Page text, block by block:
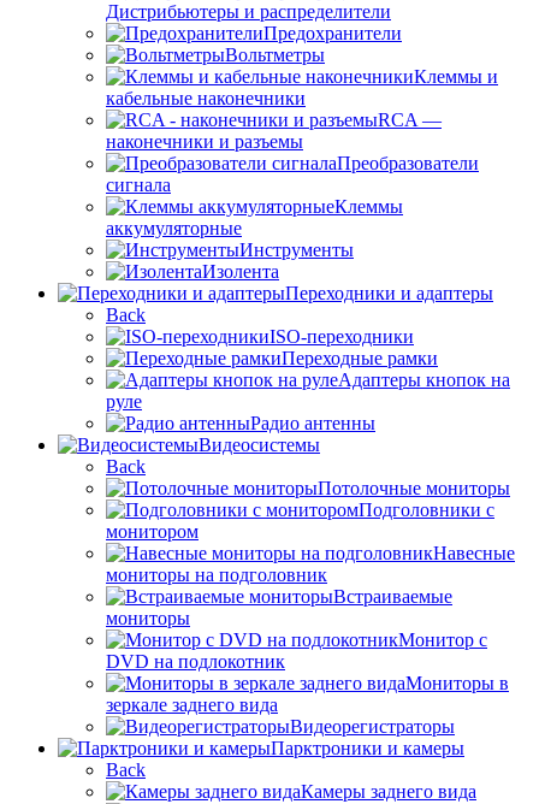
Дистрибьютеры и распределители
Предохранители
Вольтметры
Клеммы и
кабельные наконечники
RCA —
наконечники и разъемы
Преобразователи
сигнала
Клеммы
аккумуляторные
Инструменты
Изолента
Переходники и адаптеры
Back
ISO-переходники
Переходные рамки
Адаптеры кнопок на
руле
Радио антенны
Видеосистемы
Back
Потолочные мониторы
Подголовники с
монитором
Навесные
мониторы на подголовник
Встраиваемые
мониторы
Монитор с
DVD на подлокотник
Мониторы в
зеркале заднего вида
Видеорегистраторы
Парктроники и камеры
Back
Камеры заднего вида